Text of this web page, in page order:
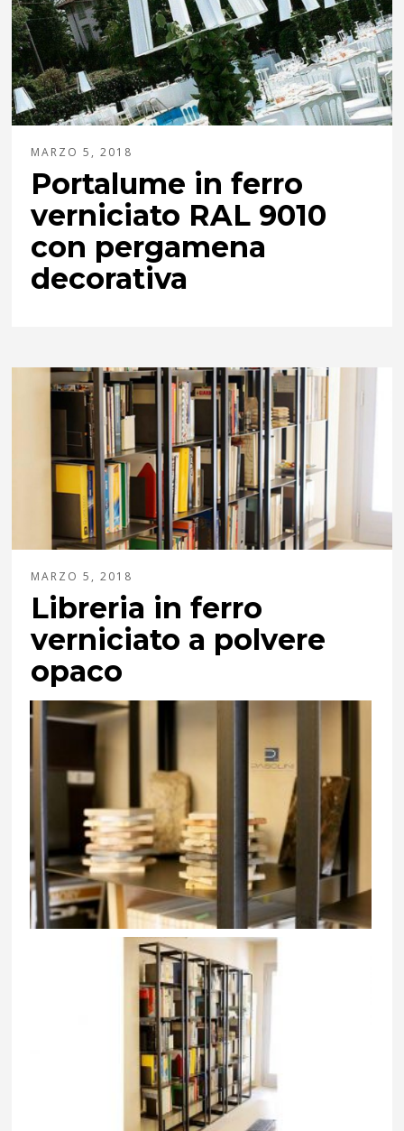
MARZO 5, 2018
Portalume in ferro
verniciato RAL 9010
con pergamena
decorativa
MARZO 5, 2018
Libreria in ferro
verniciato a polvere
opaco